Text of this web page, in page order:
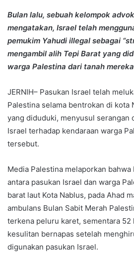
Bulan lalu, sebuah kelompok
mengatakan, Israel telah
pemukim Yahudi illegal sebagai
mengambil alih Tepi Barat yang
warga Palestina dari tanah
JERNIH– Pasukan Israel telah
Palestina selama bentrokan di kota
yang diduduki, menyusul serangan
Israel terhadap kendaraan warga
tersebut.
Media Palestina melaporkan
antara pasukan Israel dan warga
barat laut Kota Nablus, pada Ahad
ambulans Bulan Sabit Merah
terkena peluru karet, sementara 52
kesulitan bernapas setelah
digunakan pasukan Israel.